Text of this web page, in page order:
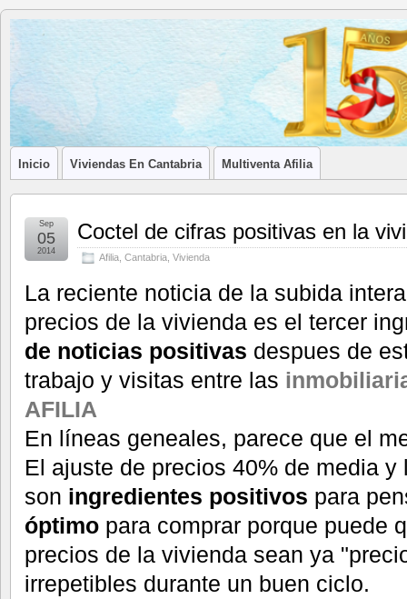
Blog de
Afilia
Inmobiliarias
LA ASOCIACIÓN DE LOS PROFESIONALES INMOBILIARIOS
Inicio Viviendas En Cantabria Multiventa Afilia
Coctel de cifras positivas en la
Afilia Cantabria Vivienda
Sep
05
2014
La reciente noticia de la subida
precios de la vivienda es el tercer
de noticias positivas despues de
trabajo y visitas entre las
AFILIA
En líneas geneales, parece que el
El ajuste de precios 40% de media y
son ingredientes positivos para
óptimo para comprar porque puede
precios de la vivienda sean ya
irrepetibles durante un buen ciclo.